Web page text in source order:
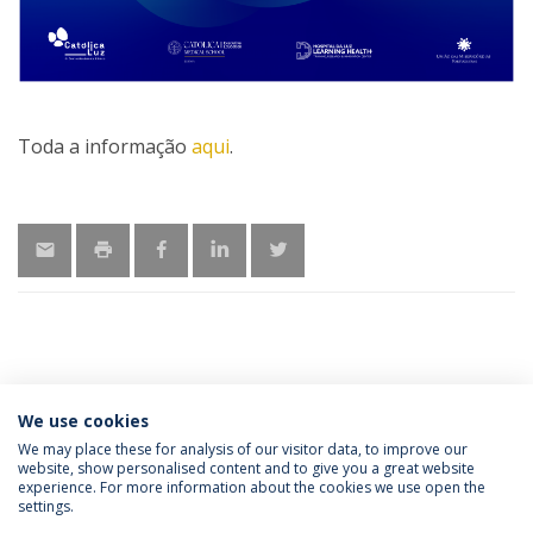
Toda a informação aqui.
MAIS INFORMAÇÕES
Política de Privacidade
Termos & Condições
We use cookies
We may place these for analysis of our visitor data, to improve our
website, show personalised content and to give you a great website
experience. For more information about the cookies we use open the
settings.